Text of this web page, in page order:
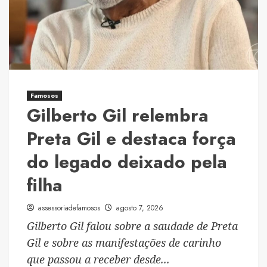
transformar
a
imagem
de
empresas
Famosos
Gilberto Gil relembra
Preta Gil e destaca força
do legado deixado pela
filha
assessoriadefamosos agosto 7, 2026
Gilberto Gil falou sobre a saudade de Preta
Gil e sobre as manifestações de carinho
que passou a receber desde...